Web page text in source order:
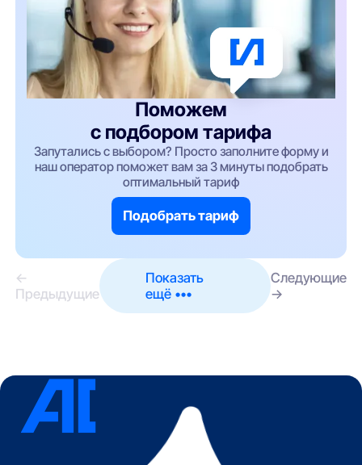
Поможем
с подбором тарифа
Запутались с выбором? Просто заполните форму и
наш оператор поможет вам за 3 минуты подобрать
оптимальный тариф
Подобрать тариф
←
Предыдущие
Показать
ещё •••
Следующие
→